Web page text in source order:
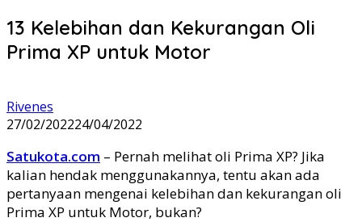
13 Kelebihan dan Kekurangan Oli
Prima XP untuk Motor
Rivenes
27/02/202224/04/2022
Satukota.com – Pernah melihat oli Prima XP? Jika
kalian hendak menggunakannya, tentu akan ada
pertanyaan mengenai kelebihan dan kekurangan oli
Prima XP untuk Motor, bukan?